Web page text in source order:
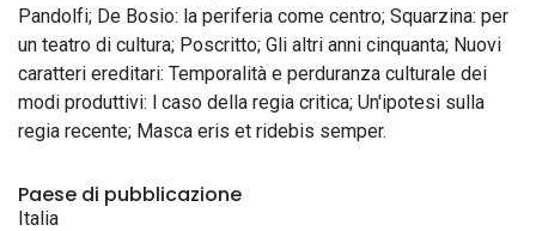
Pandolfi; De Bosio: la periferia come centro; Squarzina: per
un teatro di cultura; Poscritto; Gli altri anni cinquanta; Nuovi
caratteri ereditari: Temporalità e perduranza culturale dei
modi produttivi: l caso della regia critica; Un'ipotesi sulla
regia recente; Masca eris et ridebis semper.
Paese di pubblicazione
Italia